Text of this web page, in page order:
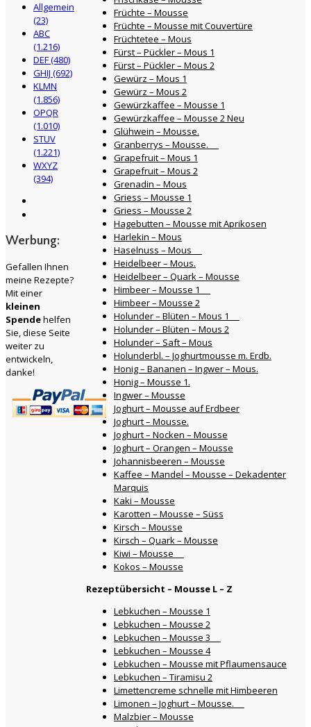
Früchte – Mousse
Früchte – Mousse mit Couvertüre
Früchtetee – Mous
Fürst – Pückler – Mous 1
Fürst – Pückler – Mous 2
Gewürz – Mous 1
Gewürz – Mous 2
Gewürzkaffee – Mousse 1
Gewürzkaffee – Mousse 2 Neu
Glühwein – Mousse.
Granberrys – Mousse.
Grapefruit – Mous 1
Grapefruit – Mous 2
Grenadin – Mous
Griess – Mousse 1
Griess – Mousse 2
Hagebutten – Mousse mit Aprikosen
Harlekin – Mous
Haselnuss – Mous
Heidelbeer – Mous.
Heidelbeer – Quark – Mousse
Himbeer – Mousse 1
Himbeer – Mousse 2
Holunder – Blüten – Mous 1
Holunder – Blüten – Mous 2
Holunder – Saft – Mous
Holunderbl. – Joghurtmousse m. Erdb.
Honig – Bananen – Ingwer – Mous.
Honig – Mousse 1.
Ingwer – Mousse
Joghurt – Mousse auf Erdbeer
Joghurt – Mousse.
Joghurt – Nocken – Mousse
Joghurt – Orangen – Mousse
Johannisbeeren – Mousse
Kaffee – Mandel – Mousse – Dekadenter
Marquis
Kaki – Mousse
Karotten – Mousse – Süss
Kirsch – Mousse
Kirsch – Quark – Mousse
Kiwi – Mousse
Kokos – Mousse
Rezeptübersicht – Mousse L – Z
Lebkuchen – Mousse 1
Lebkuchen – Mousse 2
Lebkuchen – Mousse 3
Lebkuchen – Mousse 4
Lebkuchen – Mousse mit Pflaumensauce
Lebkuchen – Tiramisu 2
Limettencreme schnelle mit Himbeeren
Limonen – Joghurt – Mousse.
Malzbier – Mousse
Allgemein
(23)
ABC
(1.216)
DEF (480)
GHIJ (692)
KLMN
(1.856)
OPQR
(1.010)
STUV
(1.221)
WXYZ
(394)
Werbung:
Gefallen Ihnen
meine Rezepte?
Mit einer
kleinen
Spendehelfen
Sie, diese Seite
weiter zu
entwickeln,
danke!